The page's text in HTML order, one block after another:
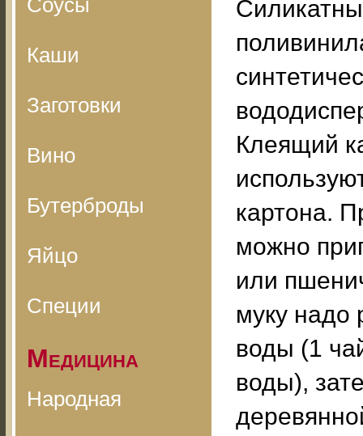
Соусы
Каши
Заготовки
Вино
Бутерброды
Яйцо
Специи
Медицина
Народная
Клеящий
картона.
можно
или
муку надо
воды (1
воды),